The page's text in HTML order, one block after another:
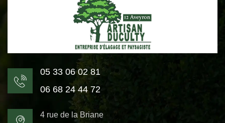
05 33 06 02 81
06 68 24 44 72
4 rue de la Briane